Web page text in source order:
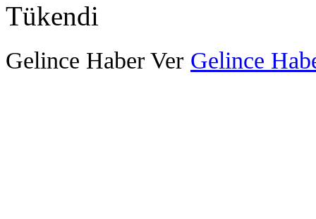
Tükendi
Gelince Haber Ver Gelince